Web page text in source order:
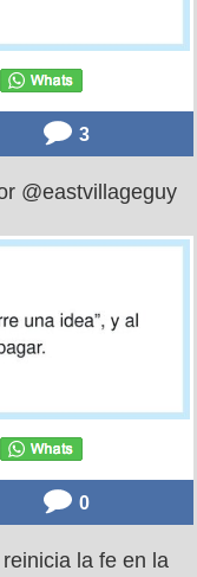
3
@eastvillageguy
0
la fe en la